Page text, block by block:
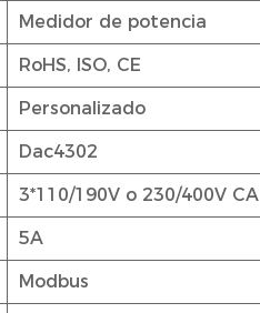
Medidor de potencia
RoHS, ISO, CE
Personalizado
Dac4302
3*110/190V o 230/400V CA
5A
Modbus